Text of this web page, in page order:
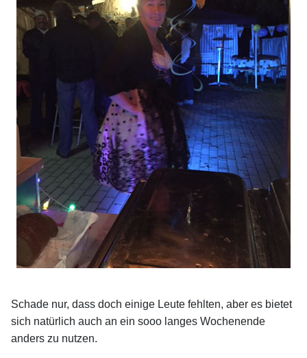
Schade nur, dass doch einige Leute fehlten, aber es bietet
sich natürlich auch an ein sooo langes Wochenende
anders zu nutzen.